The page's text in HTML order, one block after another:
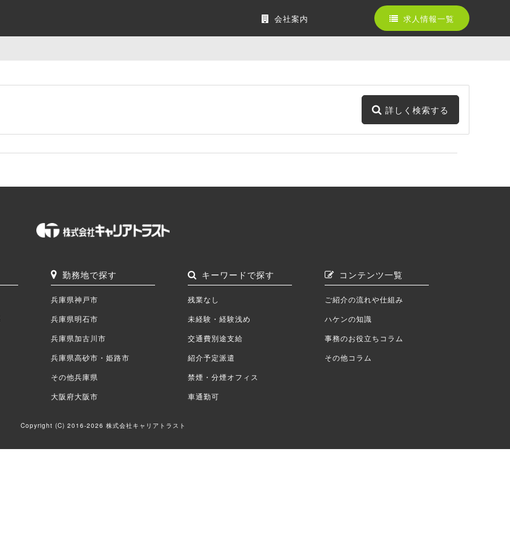
会社案内 求人情報一覧
詳しく検索する
勤務地で探す
兵庫県神戸市
兵庫県明石市
兵庫県加古川市
兵庫県高砂市・姫路市
その他兵庫県
大阪府大阪市
キーワードで探す
残業なし
未経験・経験浅め
交通費別途支給
紹介予定派遣
禁煙・分煙オフィス
車通勤可
コンテンツ一覧
ご紹介の流れや仕組み
ハケンの知識
事務のお役立ちコラム
その他コラム
Copyright (C) 2016-2026 株式会社キャリアトラスト